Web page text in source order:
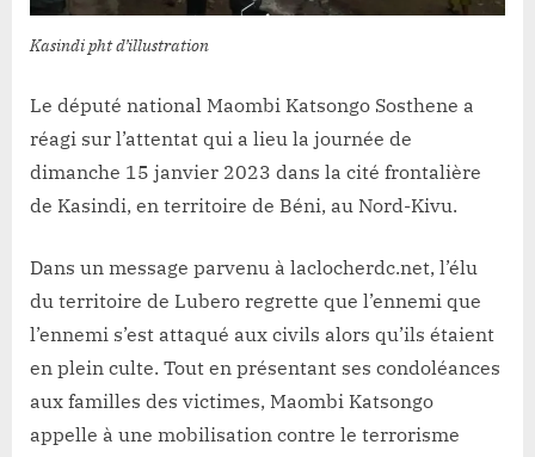
le
Kasindi pht d’illustration
Le député national Maombi Katsongo Sosthene a
réagi sur l’attentat qui a lieu la journée de
dimanche 15 janvier 2023 dans la cité frontalière
de Kasindi, en territoire de Béni, au Nord-Kivu.
Dans un message parvenu à laclocherdc.net, l’élu
du territoire de Lubero regrette que l’ennemi que
l’ennemi s’est attaqué aux civils alors qu’ils étaient
en plein culte. Tout en présentant ses condoléances
aux familles des victimes, Maombi Katsongo
appelle à une mobilisation contre le terrorisme